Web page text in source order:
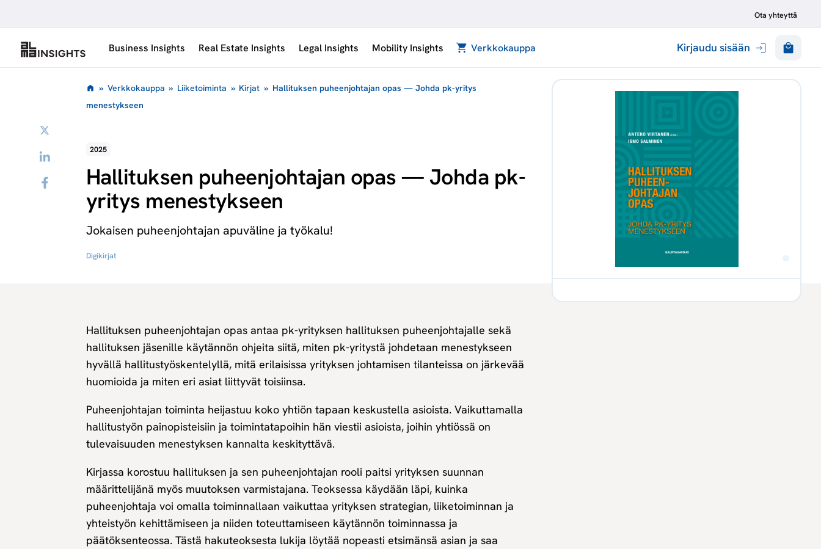
Ota yhteyttä
Business Insights Real Estate Insights Legal Insights Mobility Insights Verkkokauppa Kirjaudu sisään
LinkedIn
Facebook
» Verkkokauppa » Liiketoiminta » Kirjat » Hallituksen puheenjohtajan opas — Johda pk-yritys
menestykseen
2025
Hallituksen puheenjohtajan opas — Johda pk-
yritys menestykseen
Jokaisen puheenjohtajan apuväline ja työkalu!
Digikirjat
Hallituksen puheenjohtajan opas antaa pk-yrityksen hallituksen puheenjohtajalle sekä
hallituksen jäsenille käytännön ohjeita siitä, miten pk-yritystä johdetaan menestykseen
hyvällä hallitustyöskentelyllä, mitä erilaisissa yrityksen johtamisen tilanteissa on järkevää
huomioida ja miten eri asiat liittyvät toisiinsa.
Puheenjohtajan toiminta heijastuu koko yhtiön tapaan keskustella asioista. Vaikuttamalla
hallitustyön painopisteisiin ja toimintatapoihin hän viestii asioista, joihin yhtiössä on
tulevaisuuden menestyksen kannalta keskityttävä.
Kirjassa korostuu hallituksen ja sen puheenjohtajan rooli paitsi yrityksen suunnan
määrittelijänä myös muutoksen varmistajana. Teoksessa käydään läpi, kuinka
puheenjohtaja voi omalla toiminnallaan vaikuttaa yrityksen strategian, liiketoiminnan ja
yhteistyön kehittämiseen ja niiden toteuttamiseen käytännön toiminnassa ja
päätöksenteossa. Tästä hakuteoksesta lukija löytää nopeasti etsimänsä asian ja saa